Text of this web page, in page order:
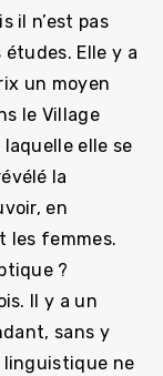
il n’est pas
Elle y a
un moyen
le Village
laquelle elle se
la
en
les femmes.
?
Il y a un
sans y
linguistique ne